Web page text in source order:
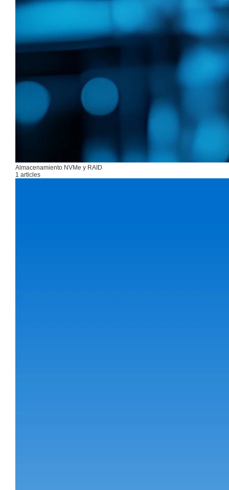
Almacenamiento NVMe y RAID
1 articles